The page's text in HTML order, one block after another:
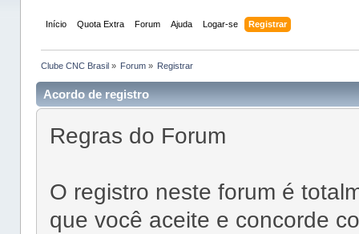
Início Quota Extra Forum Ajuda Logar-se Registrar
Clube CNC Brasil» Forum » Registrar
Acordo de registro
Regras do Forum
O registro neste forum é
que você aceite e concorde